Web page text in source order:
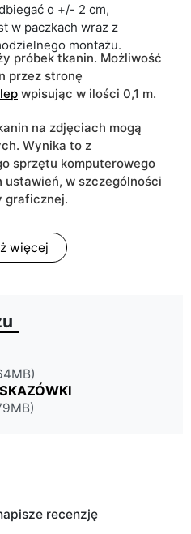
o +/- 2 cm,
w paczkach wraz z
montażu.
próbek tkanin. Możliwość
przez stronę
wpisując w ilości 0,1 m.
na zdjęciach mogą
Wynika to z
sprzętu komputerowego
w szczególności
graficznej.
więcej
recenzję